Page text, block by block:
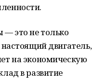
это не только
двигатель,
на экономическую
в развитие